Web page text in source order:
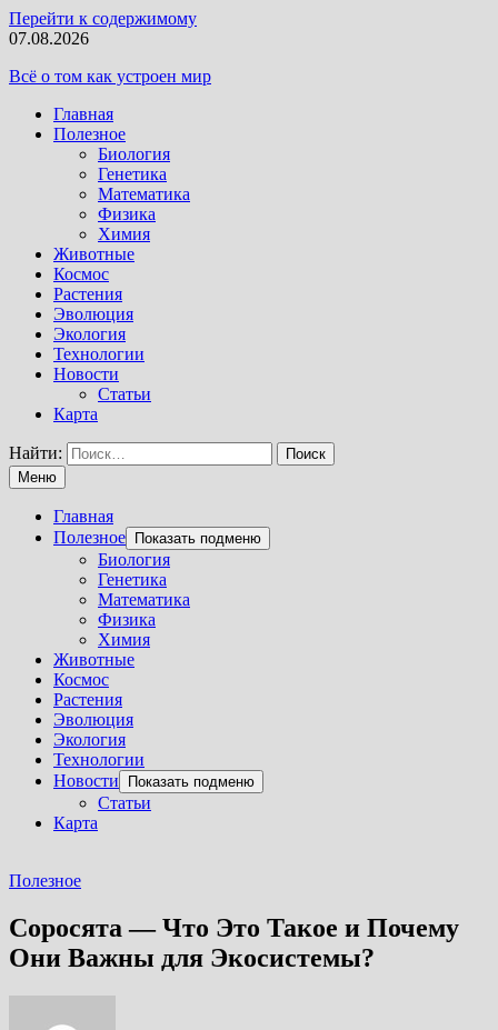
Перейти к содержимому
07.08.2026
Всё о том как устроен мир
Главная
Полезное
Биология
Генетика
Математика
Физика
Химия
Животные
Космос
Растения
Эволюция
Экология
Технологии
Новости
Статьи
Карта
Найти:
Меню
Главная
Полезное
Показать подменю
Биология
Генетика
Математика
Физика
Химия
Животные
Космос
Растения
Эволюция
Экология
Технологии
Новости
Показать подменю
Статьи
Карта
Полезное
Соросята — Что Это Такое и Почему
Они Важны для Экосистемы?